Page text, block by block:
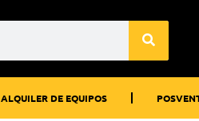
ALQUILER DE EQUIPOS